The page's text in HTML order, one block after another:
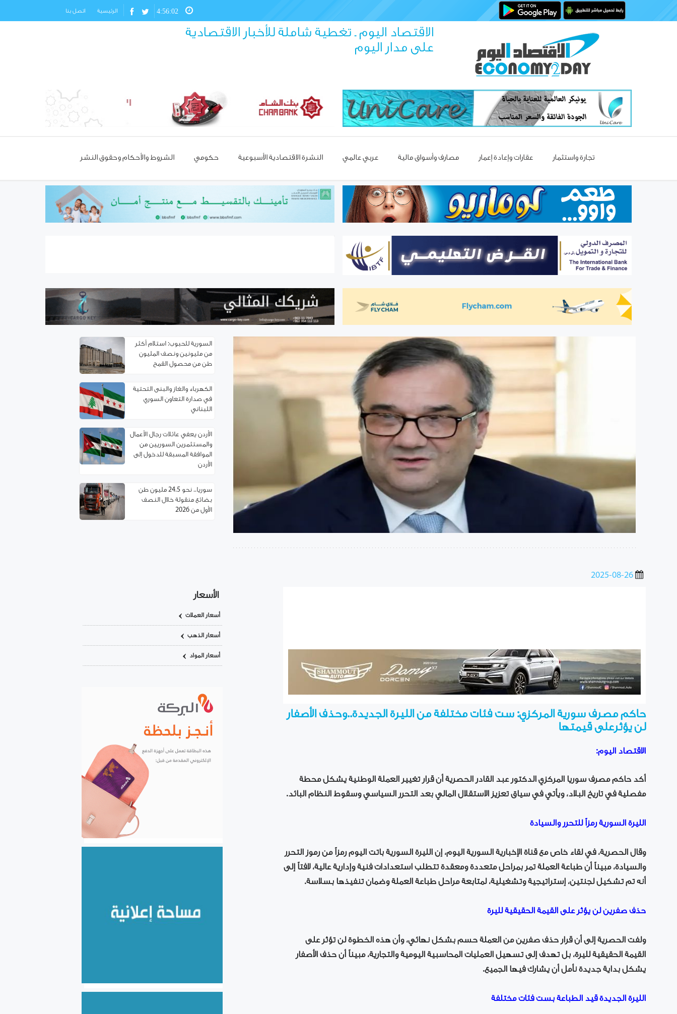
4:56:03 الرئيسية اتصل بنا
الاقتصاد اليوم ـ تغطية شاملة للأخبار الاقتصادية
على مدار اليوم
تجارة واستثمار عقارات وإعادة إعمار مصارف وأسواق مالية عربي عالمي النشرة الاقتصادية الأسبوعية حكومي الشروط والأحكام وحقوق النشر
2025-08-26
حاكم مصرف سورية المركزي: ست فئات مختلفة من الليرة الجديدة..وحذف الأصفار
لن يؤثرعلى قيمتها
الاقتصاد اليوم:
أكد حاكم مصرف سوريا المركزي الدكتور عبد القادر الحصرية أن قرار تغيير العملة الوطنية يشكل محطة
مفصلية في تاريخ البلاد، ويأتي في سياق تعزيز الاستقلال المالي بعد التحرر السياسي وسقوط النظام البائد.
الليرة السورية رمزاً للتحرر والسيادة
وقال الحصرية، في لقاء خاص مع قناة الإخبارية السورية اليوم، إن الليرة السورية باتت اليوم رمزاً من رموز التحرر
والسيادة، مبيناً أن طباعة العملة تمر بمراحل متعددة ومعقدة تتطلب استعدادات فنية وإدارية عالية، لافتاً إلى
أنه تم تشكيل لجنتين، إستراتيجية وتشغيلية، لمتابعة مراحل طباعة العملة وضمان تنفيذها بسلاسة.
حذف صفرين لن يؤثر على القيمة الحقيقية لليرة
ولفت الحصرية إلى أن قرار حذف صفرين من العملة حسم بشكل نهائي، وأن هذه الخطوة لن تؤثر على
القيمة الحقيقية لليرة، بل تهدف إلى تسهيل العمليات المحاسبية اليومية والتجارية، مبيناً أن حذف الأصفار
يشكل بداية جديدة نأمل أن يشارك فيها الجميع.
الليرة الجديدة قيد الطباعة بست فئات مختلفة
مسؤول تركي: غياب العمالة
الأحذية!
استئناف مرور شاحنات النفط
العراقي عبر حمص
سوريا.. خدمة تأسيس
الشركات إلكترونياً
السورية للحبوب: استلام أكثر
من مليونين ونصف المليون
طن من ‌‏محصول القمح ‏
الكهرباء والغاز والبنى التحتية
في صدارة التعاون السوري
اللبناني
الأردن يعفي عائلات رجال الأعمال
والمستثمرين السوريين من
الموافقة المسبقة للدخول إلى
الأردن
سوريا.. نحو 24.5 مليون طن
بضائع منقولة خلال النصف
الأول من 2026
العراقي عبر حمص
اتفاقية توءمة بين غرفتي تجارة
ريف دمشق وإربد لتعزيز
التعاون الاقتصادي
السورية للحبوب: استلام أكثر
من مليونين ونصف المليون
طن من ‌‏محصول القمح ‏
الكهرباء والغاز والبنى التحتية
في صدارة التعاون السوري
الأردن يعفي عائلات رجال الأعمال
الموافقة المسبقة للدخول إلى
الأسعار
أسعار العملات
أسعار الذهب
أسعار المواد